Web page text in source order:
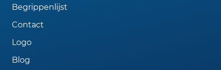
Begrippenlijst
Contact
Logo
Blog